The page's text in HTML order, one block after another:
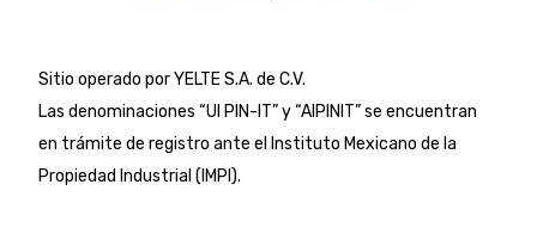
Sitio operado por YELTE S.A. de C.V.
Las denominaciones “UI PIN-IT” y“AIPINIT” se encuentran
en trámite de registro ante el Instituto Mexicano de la
Propiedad Industrial (IMPI).